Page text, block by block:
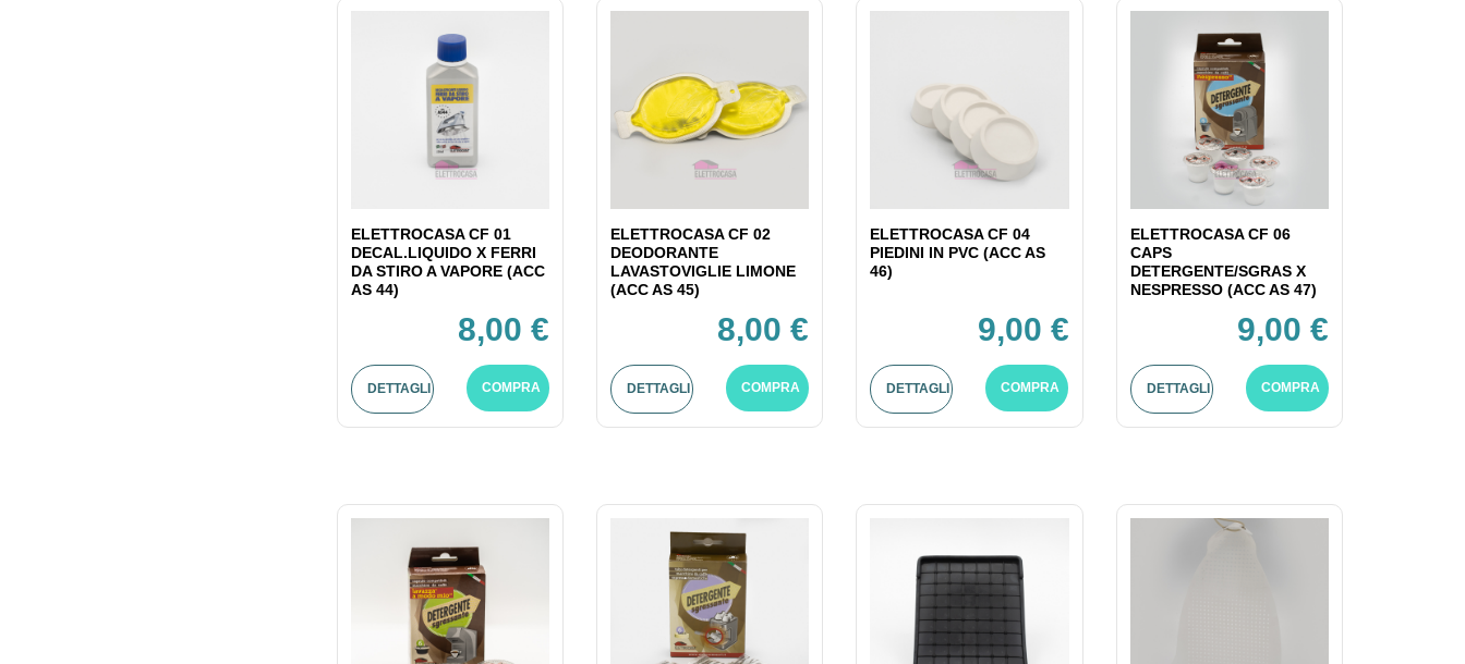
ELETTROCASA CF 01
DECAL.LIQUIDO X FERRI
DA STIRO A VAPORE (ACC
AS 44)
8,00 €
DETTAGLI COMPRA
ELETTROCASA CF 02
DEODORANTE
LAVASTOVIGLIE LIMONE
(ACC AS 45)
8,00 €
DETTAGLI COMPRA
ELETTROCASA CF 04
PIEDINI IN PVC (ACC AS
46)
9,00 €
DETTAGLI COMPRA
ELETTROCASA CF 06
CAPS
DETERGENTE/SGRAS X
NESPRESSO (ACC AS 47)
9,00 €
DETTAGLI COMPRA